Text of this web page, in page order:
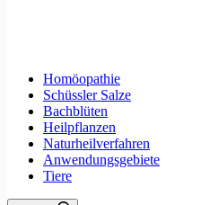
Homöopathie
Schüssler Salze
Bachblüten
Heilpflanzen
Naturheilverfahren
Anwendungsgebiete
Tiere